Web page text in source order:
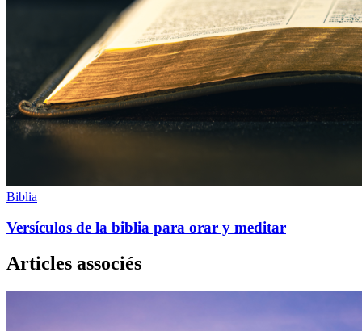
Biblia
Versículos de la biblia para orar y meditar
Articles associés